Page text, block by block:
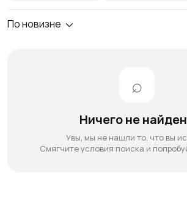
По новизне
Ничего не
Увы, мы не нашли то, что вы
Смягчите условия поиска и